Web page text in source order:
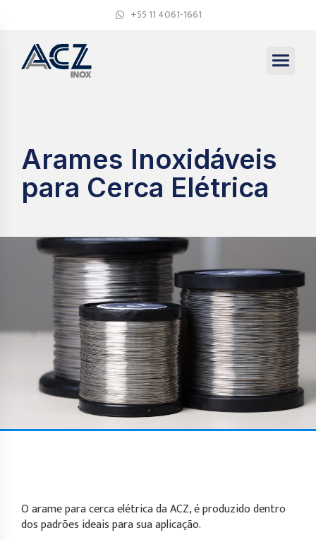
+55 11 4061-1661
Arames Inoxidáveis
para Cerca Elétrica
O arame para cerca elétrica da ACZ, é produzido dentro
dos padrões ideais para sua aplicação.